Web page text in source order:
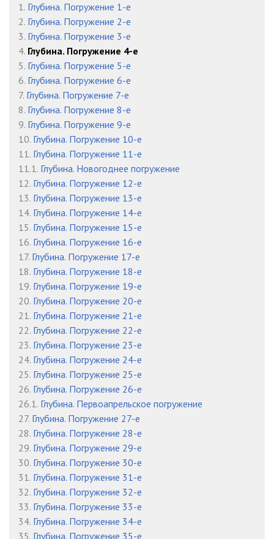
1. Глубина. Погружение 1-е
2. Глубина. Погружение 2-е
3. Глубина. Погружение 3-е
4. Глубина. Погружение 4-е
5. Глубина. Погружение 5-е
6. Глубина. Погружение 6-е
7. Глубина. Погружение 7-е
8. Глубина. Погружение 8-е
9. Глубина. Погружение 9-е
10. Глубина. Погружение 10-е
11. Глубина. Погружение 11-е
11.1. Глубина. Новогоднее погружение
12. Глубина. Погружение 12-е
13. Глубина. Погружение 13-е
14. Глубина. Погружение 14-е
15. Глубина. Погружение 15-е
16. Глубина. Погружение 16-е
17. Глубина. Погружение 17-е
18. Глубина. Погружение 18-е
19. Глубина. Погружение 19-е
20. Глубина. Погружение 20-е
21. Глубина. Погружение 21-е
22. Глубина. Погружение 22-е
23. Глубина. Погружение 23-е
24. Глубина. Погружение 24-е
25. Глубина. Погружение 25-е
26. Глубина. Погружение 26-е
26.1. Глубина. Первоапрельское погружение
27. Глубина. Погружение 27-е
28. Глубина. Погружение 28-е
29. Глубина. Погружение 29-е
30. Глубина. Погружение 30-е
31. Глубина. Погружение 31-е
32. Глубина. Погружение 32-е
33. Глубина. Погружение 33-е
34. Глубина. Погружение 34-е
35. Глубина. Погружение 35-е